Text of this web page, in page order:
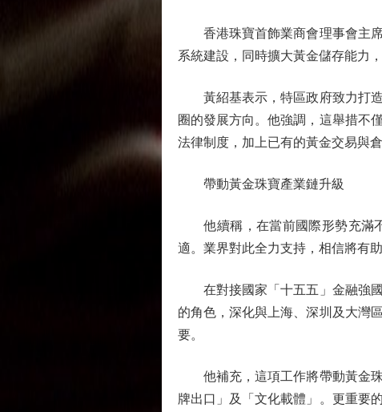
香港珠寶首飾業商會理事會主席
系統建設，同時擴大黃金儲存能力
黃紹基表示，特區政府致力打造
圈的發展方向。他強調，這舉措不
法律制度，加上已有的黃金交易與
帶動黃金珠寶產業鏈升級
他續稱，在當前國際形勢充滿不
適。業界對此全力支持，相信將有
在對接國家「十五五」金融強國
的角色，深化與上海、深圳及大灣
要。
他補充，這項工作將帶動黃金珠
牌出口」及「文化載體」。更重要